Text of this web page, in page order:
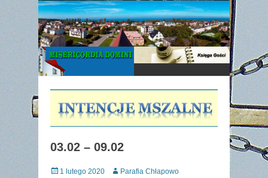
WYPOCZYNEK
Gazetka
Parafialna
03.02 – 09.02
Posted
1 lutego 2020 AuthorParafia Chłapowo